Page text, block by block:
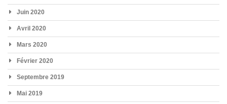
Juin 2020
Avril 2020
Mars 2020
Février 2020
Septembre 2019
Mai 2019